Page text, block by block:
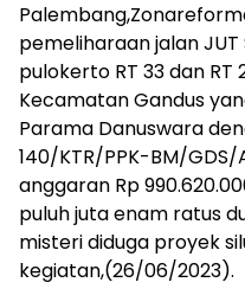
pemeliharaan jalan
pulokerto RT 33 dan
Kecamatan Gandus
Parama Danuswara
140/KTR/PPK-BM/
anggaran Rp
puluh juta enam ratus
misteri diduga proyek
kegiatan,(26/06/2023).